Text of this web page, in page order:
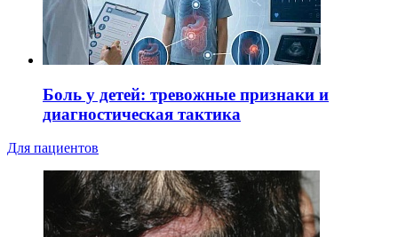
Боль у детей: тревожные признаки и
диагностическая тактика
Для пациентов